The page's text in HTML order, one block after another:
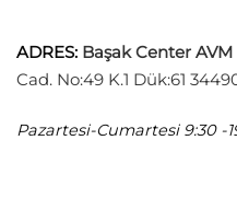
ADRES: Başak Center AVM
Cad. No:49 K.1 Dük:61
Pazartesi-Cumartesi 9:30 -